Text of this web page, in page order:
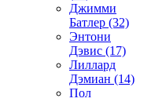
Джимми
Батлер (32)
Энтони
Дэвис (17)
Лиллард
Дэмиан (14)
Пол